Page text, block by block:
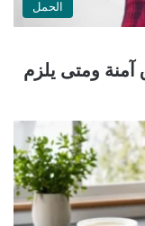
الحمل
طبيعيًا: 7 طرق آمنة ومتى يلزم